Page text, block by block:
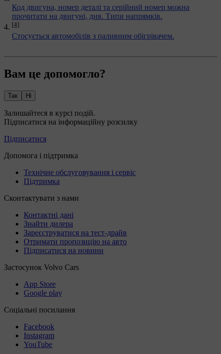
Код двигуна, номер деталі та серійний номер можна
прочитати на двигуні, див. Типи напрямків.
[4]
Стосується автомобілів з паливним обігрівачем.
Вам це допомогло?
Так Ні